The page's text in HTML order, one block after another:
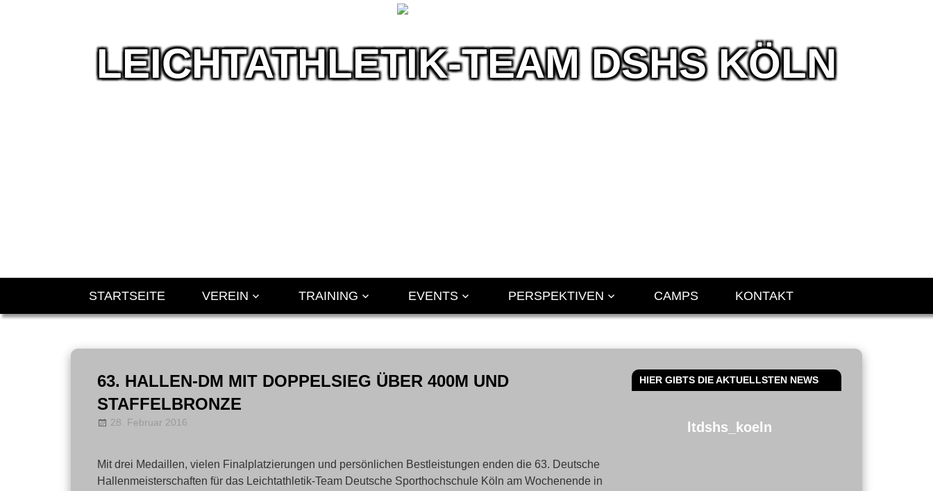
LEICHTATHLETIK-TEAM DSHS KÖLN
STARTSEITE VEREIN TRAINING EVENTS PERSPEKTIVEN CAMPS KONTAKT
Zum
springen63. HALLEN-DM MIT DOPPELSIEG ÜBER 400M UND
STAFFELBRONZE
28. Februar 2016
Mit drei Medaillen, vielen Finalplatzierungen und persönlichen Bestleistungen enden die 63. Deutsche
Hallenmeisterschaften für das Leichtathletik-Team Deutsche Sporthochschule Köln am Wochenende in
HIER GIBTS DIE AKTUELLSTEN NEWS
ltdshs_koeln